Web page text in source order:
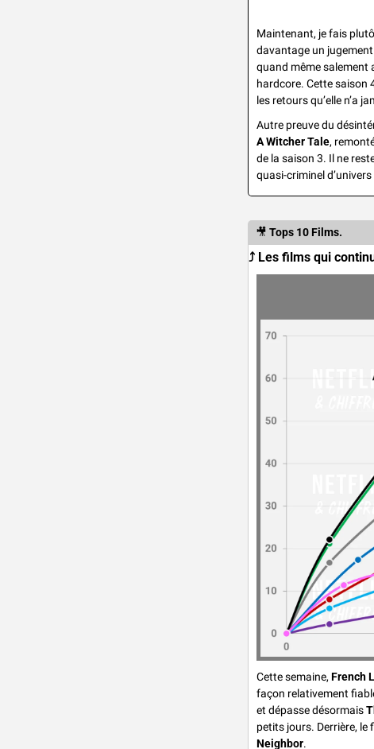
Maintenant, je fais
davantage un
quand même salement
hardcore. Cette saison
les retours qu’elle n’a
Autre preuve du
A Witcher Tale,
de la saison 3. Il ne
quasi-criminel
🎥 Tops 10 Films.
⤴️ Les films qui
Cette semaine, French
façon relativement
et dépasse désormais
petits jours. Derrière, le
Neighbor.